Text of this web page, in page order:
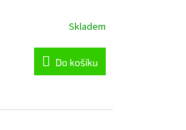
Skladem
Do košíku